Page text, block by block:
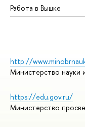
Работа в Вышке
http://
Министерство науки
https://edu.gov.ru/
Министерство